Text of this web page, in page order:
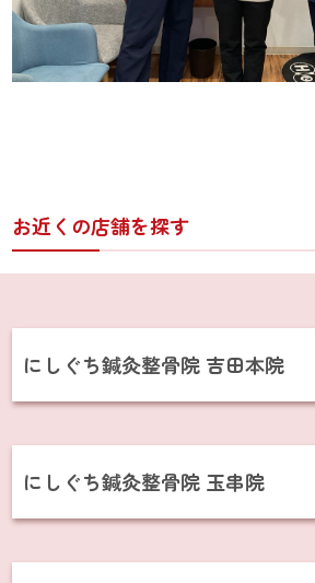
お近くの店舗を探す
にしぐち鍼灸整骨院 吉田本院
にしぐち鍼灸整骨院 玉串院